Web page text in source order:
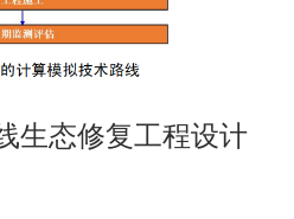
生态修复工程设计